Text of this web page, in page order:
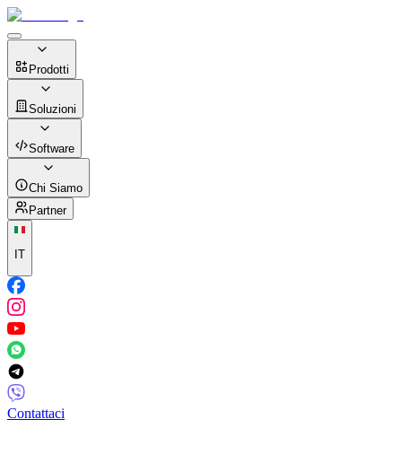
Prodotti
Soluzioni
Software
Chi Siamo
Partner
IT
Contattaci